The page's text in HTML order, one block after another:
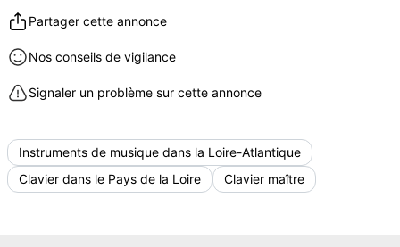
Partager cette annonce
Nos conseils de vigilance
Signaler un problème sur cette annonce
Instruments de musique dans la Loire-Atlantique
Clavier dans le Pays de la Loire
Clavier maître